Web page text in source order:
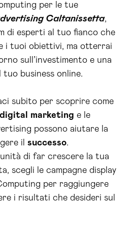
per le tue
Caltanissetta,
di esperti al tuo fianco che
i tuoi obiettivi, ma otterrai
sull’investimento e una
business online.
subito per scoprire come
digital marketing e le
possono aiutare la
il successo.
di far crescere la tua
scegli le campagne display
per raggiungere
i risultati che desideri sul